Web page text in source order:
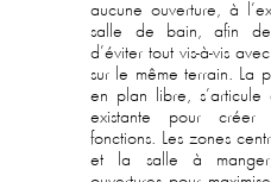
aucune ouverture, à
salle de bain, afin de
d’éviter tout vis-à-vis
sur le même terrain. La
en plan libre,
existante pour créer
fonctions. Les zones
et la salle à